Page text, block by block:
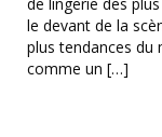
le devant de la
plus tendances du
comme un […]